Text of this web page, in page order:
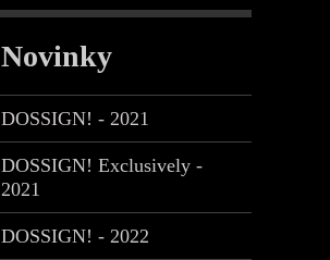
Novinky
DOSSIGN! - 2021
DOSSIGN! Exclusively -
2021
DOSSIGN! - 2022